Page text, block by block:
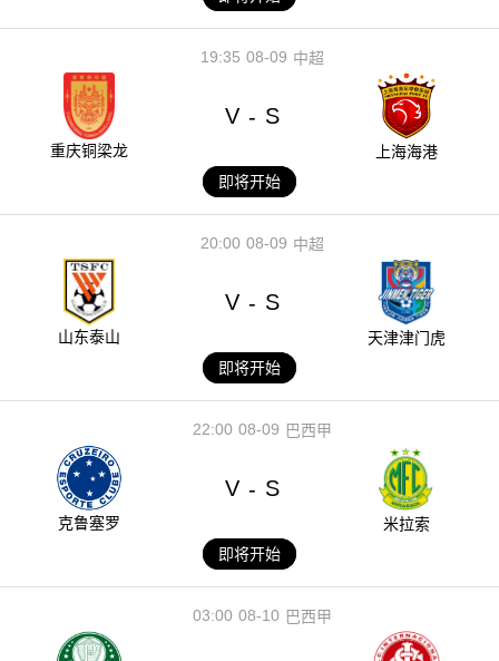
08-09
19:35 中超
重庆铜梁龙
V - S
上海海港
即将开始
08-09
20:00 中超
山东泰山
V - S
天津津门虎
即将开始
08-09
22:00 巴西甲
克鲁塞罗
V - S
米拉索
即将开始
08-10
03:00 巴西甲